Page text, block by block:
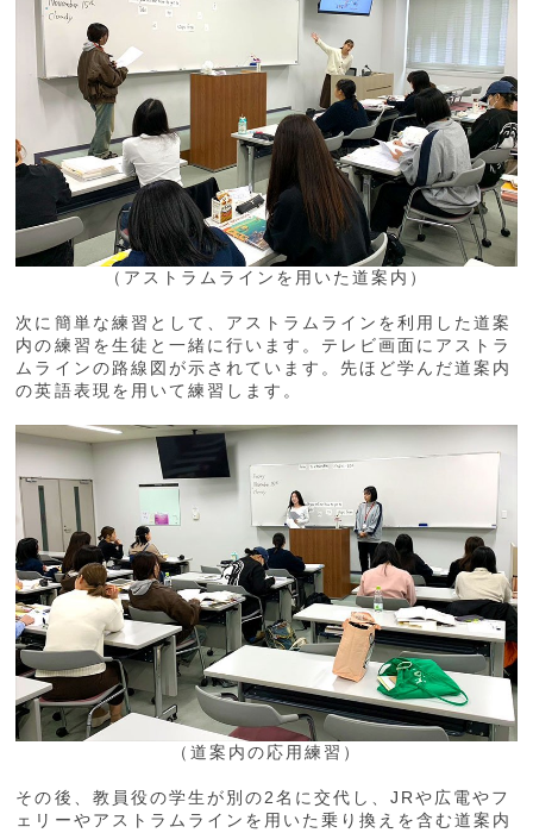
（アストラムラインを用いた道案内）
次に簡単な練習として、アストラムラインを利用した道案
内の練習を生徒と一緒に行います。テレビ画面にアストラ
ムラインの路線図が示されています。先ほど学んだ道案内
の英語表現を用いて練習します。
（道案内の応用練習）
その後、教員役の学生が別の2名に交代し、JRや広電やフ
ェリーやアストラムラインを用いた乗り換えを含む道案内